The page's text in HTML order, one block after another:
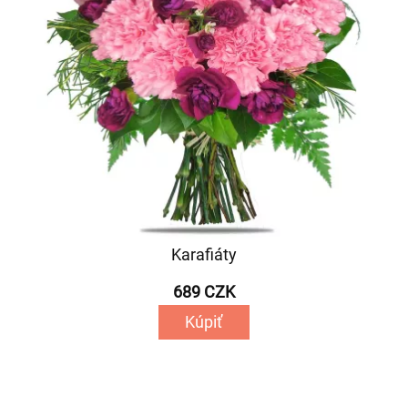
Karafiáty
689 CZK
Kúpiť